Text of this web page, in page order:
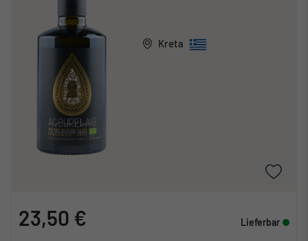
Kreta
23,50 € Lieferbar